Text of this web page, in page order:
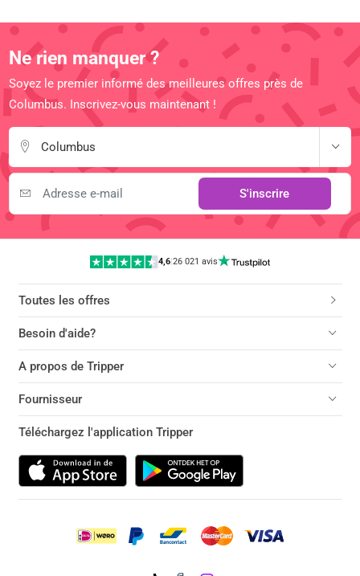
Ne rien manquer ?
Soyez le premier informé des meilleures offres près de
Columbus. Inscrivez-vous maintenant !
Columbus
S'inscrire
4,6 |26 021 avis
Toutes les offres
Besoin d'aide?
A propos de Tripper
Fournisseur
Téléchargez l'application Tripper